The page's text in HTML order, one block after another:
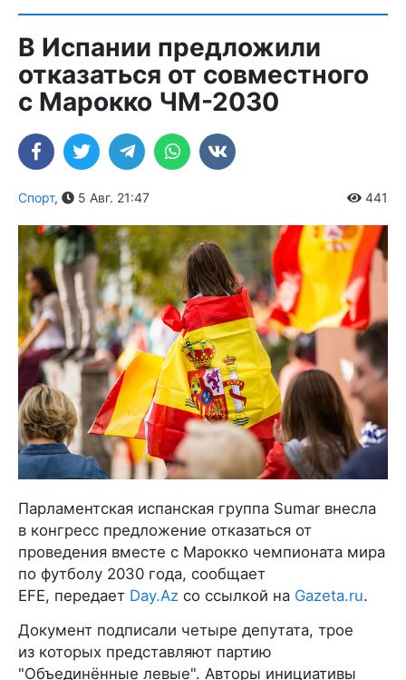
В Испании предложили
отказаться от совместного
с Марокко ЧМ-2030
Спорт, 5 Авг. 21:47 441
Парламентская испанская группа Sumar внесла
в конгресс предложение отказаться от
проведения вместе с Марокко чемпионата мира
по футболу 2030 года, сообщает
EFE, передает Day.Az со ссылкой на Gazeta.ru.
Документ подписали четыре депутата, трое
из которых представляют партию
"Объединённые левые". Авторы инициативы